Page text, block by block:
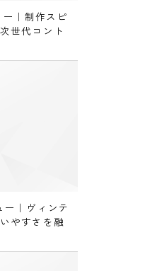
｜制作スピ
世代コント
｜ヴィンテ
やすさを融